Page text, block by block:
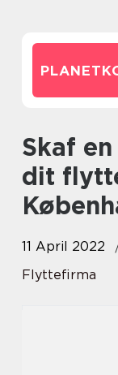
Skaf en flyttebil gennem
dit
11 April 2022
Flyttefirma